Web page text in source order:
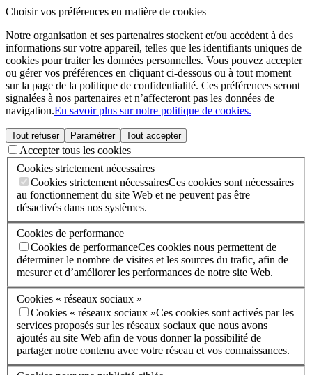
Choisir vos préférences en matière de cookies
Notre organisation et ses partenaires stockent et/ou accèdent à des
informations sur votre appareil, telles que les identifiants uniques de
cookies pour traiter les données personnelles. Vous pouvez accepter
ou gérer vos préférences en cliquant ci-dessous ou à tout moment
sur la page de la politique de confidentialité. Ces préférences seront
signalées à nos partenaires et n’affecteront pas les données de
navigation.En savoir plus sur notre politique de cookies.
Tout refuser Paramétrer Tout accepter
Accepter tous les cookies
Cookies strictement nécessaires
Cookies strictement nécessairesCes cookies sont nécessaires
au fonctionnement du site Web et ne peuvent pas être
désactivés dans nos systèmes.
Cookies de performance
Cookies de performanceCes cookies nous permettent de
déterminer le nombre de visites et les sources du trafic, afin de
mesurer et d’améliorer les performances de notre site Web.
Cookies « réseaux sociaux »
Cookies « réseaux sociaux »Ces cookies sont activés par les
services proposés sur les réseaux sociaux que nous avons
ajoutés au site Web afin de vous donner la possibilité de
partager notre contenu avec votre réseau et vos connaissances.